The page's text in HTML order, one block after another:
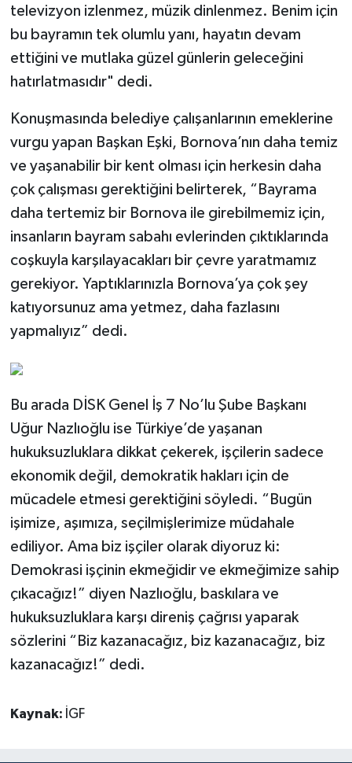
televizyon izlenmez, müzik dinlenmez. Benim için
bu bayramın tek olumlu yanı, hayatın devam
ettiğini ve mutlaka güzel günlerin geleceğini
hatırlatmasıdır" dedi.
Konuşmasında belediye çalışanlarının emeklerine
vurgu yapan Başkan Eşki, Bornova’nın daha temiz
ve yaşanabilir bir kent olması için herkesin daha
çok çalışması gerektiğini belirterek, “Bayrama
daha tertemiz bir Bornova ile girebilmemiz için,
insanların bayram sabahı evlerinden çıktıklarında
coşkuyla karşılayacakları bir çevre yaratmamız
gerekiyor. Yaptıklarınızla Bornova’ya çok şey
katıyorsunuz ama yetmez, daha fazlasını
yapmalıyız” dedi.
Bu arada DİSK Genel İş 7 No’lu Şube Başkanı
Uğur Nazlıoğlu ise Türkiye’de yaşanan
hukuksuzluklara dikkat çekerek, işçilerin sadece
ekonomik değil, demokratik hakları için de
mücadele etmesi gerektiğini söyledi. “Bugün
işimize, aşımıza, seçilmişlerimize müdahale
ediliyor. Ama biz işçiler olarak diyoruz ki:
Demokrasi işçinin ekmeğidir ve ekmeğimize sahip
çıkacağız!” diyen Nazlıoğlu, baskılara ve
hukuksuzluklara karşı direniş çağrısı yaparak
sözlerini “Biz kazanacağız, biz kazanacağız, biz
kazanacağız!” dedi.
Kaynak: İGF